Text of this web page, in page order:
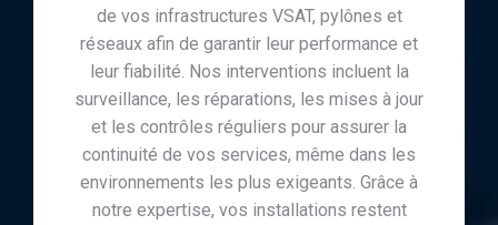
de vos infrastructures VSAT, pylônes et
réseaux afin de garantir leur performance et
leur fiabilité. Nos interventions incluent la
surveillance, les réparations, les mises à jour
et les contrôles réguliers pour assurer la
continuité de vos services, même dans les
environnements les plus exigeants. Grâce à
notre expertise, vos installations restent